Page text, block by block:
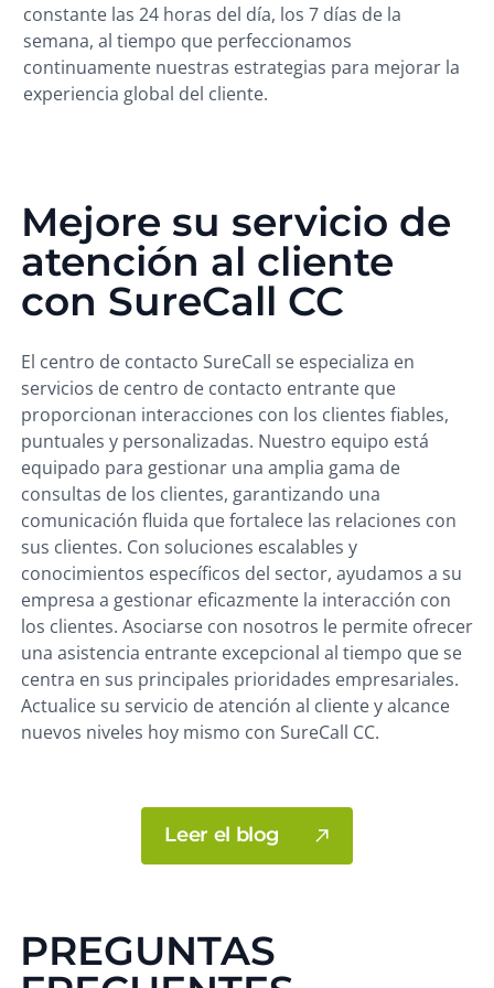
PREGUNTAS
Mejore su servicio de
atención al cliente
con SureCall CC
El centro de contacto SureCall se especializa en
servicios de centro de contacto entrante que
proporcionan interacciones con los clientes fiables,
puntuales y personalizadas. Nuestro equipo está
equipado para gestionar una amplia gama de
consultas de los clientes, garantizando una
comunicación fluida que fortalece las relaciones con
sus clientes. Con soluciones escalables y
conocimientos específicos del sector, ayudamos a su
empresa a gestionar eficazmente la interacción con
los clientes. Asociarse con nosotros le permite ofrecer
una asistencia entrante excepcional al tiempo que se
centra en sus principales prioridades empresariales.
Actualice su servicio de atención al cliente y alcance
nuevos niveles hoy mismo con SureCall CC.
Leer el blog
constante las 24 horas del día, los 7 días de la
semana, al tiempo que perfeccionamos
continuamente nuestras estrategias para mejorar la
experiencia global del cliente.